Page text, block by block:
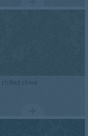
chilled chive